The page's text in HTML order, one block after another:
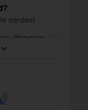
mindent
állandóan
emberek,